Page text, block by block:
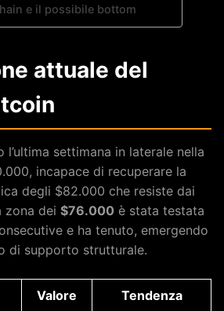
e il possibile bottom
attuale del
l’ultima settimana in laterale nella
incapace di recuperare la
degli $82.000 che resiste dai
zona dei $76.000 è stata testata
e ha tenuto, emergendo
di supporto strutturale.
Valore Tendenza